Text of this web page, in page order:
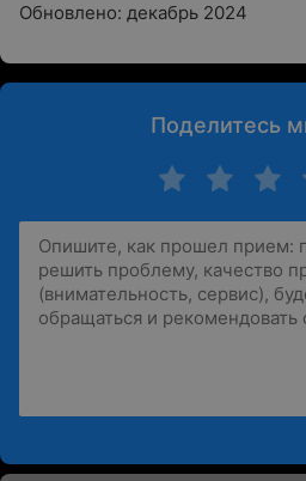
Обновлено: декабрь 2024
Поделитесь